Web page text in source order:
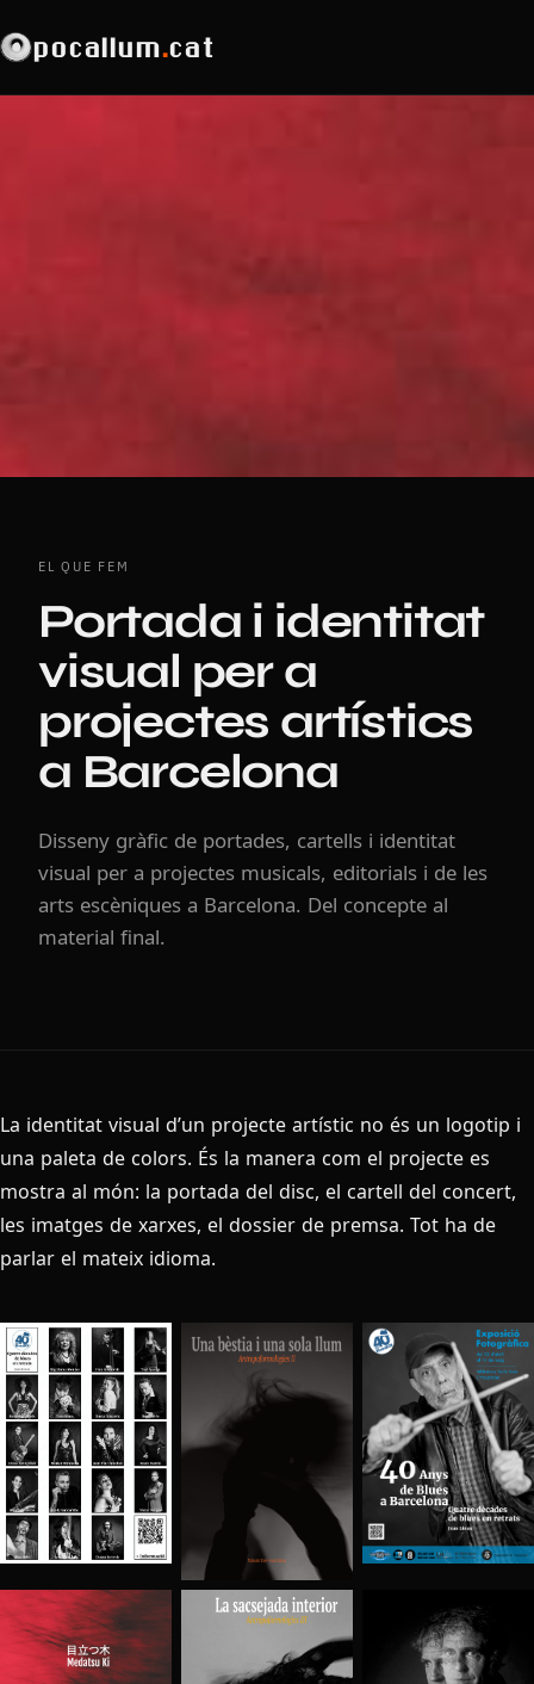
pocallum.cat
EL QUE FEM
Portada i identitat
visual per a
projectes artístics
a Barcelona
Disseny gràfic de portades, cartells i identitat
visual per a projectes musicals, editorials i de les
arts escèniques a Barcelona. Del concepte al
material final.
La identitat visual d’un projecte artístic no és un logotip i
una paleta de colors. És la manera com el projecte es
mostra al món: la portada del disc, el cartell del concert,
les imatges de xarxes, el dossier de premsa. Tot ha de
parlar el mateix idioma.